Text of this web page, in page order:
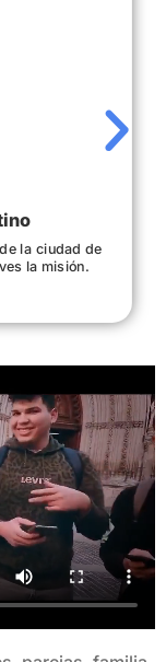
la ciudad de
la misión.